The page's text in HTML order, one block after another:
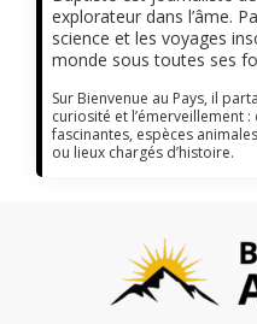
explorateur dans l’âme.
science et les voyages
monde sous toutes ses
Sur Bienvenue au Pays, il
curiosité et l’émerveillement
fascinantes, espèces
ou lieux chargés d’histoire.